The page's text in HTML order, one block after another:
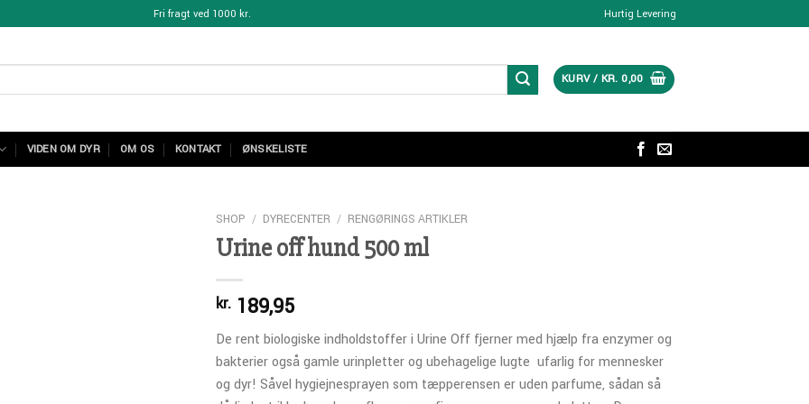
Fri fragt ved 1000 kr. Hurtig Levering
KURV / KR. 0,00
VIDEN OM DYR OM OS KONTAKT ØNSKELISTE
SHOP / DYRECENTER / RENGØRINGS ARTIKLER
Urine off hund 500 ml
kr. 189,95
De rent biologiske indholdstoffer i Urine Off fjerner med hjælp fra enzymer og
bakterier også gamle urinpletter og ubehagelige lugte  ufarlig for mennesker
og dyr! Såvel hygiejnesprayen som tæpperensen er uden parfume, sådan så